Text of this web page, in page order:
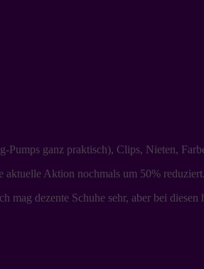
ganz praktisch), Clips, Nieten,
Aktion nochmals um 50%
mag dezente Schuhe sehr, aber bei